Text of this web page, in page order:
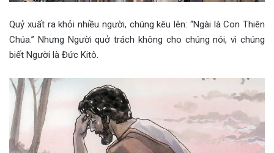
Quỷ xuất ra khỏi nhiều người, chúng kêu lên: “Ngài là Con Thiên
Chúa.” Nhưng Người quở trách không cho chúng nói, vì chúng
biết Người là Đức Kitô.